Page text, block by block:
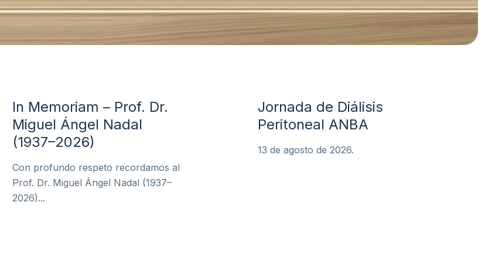
In Memoriam – Prof. Dr.
Miguel Ángel Nadal
(1937–2026)
Con profundo respeto recordamos al
Prof. Dr. Miguel Ángel Nadal (1937–
2026)...
Jornada de Diálisis
Peritoneal ANBA
13 de agosto de 2026.